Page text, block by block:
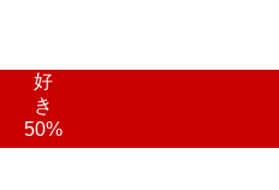
好
き
50%